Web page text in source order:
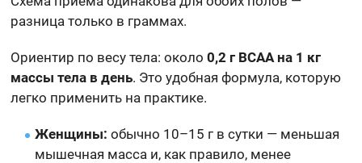
разница только в граммах.
Ориентир по весу тела: около0,2 г BCAA на 1 кг
массы тела в день. Это удобная формула, которую
легко применить на практике.
Женщины: обычно 10–15 г в сутки — меньшая
мышечная масса и, как правило, менее